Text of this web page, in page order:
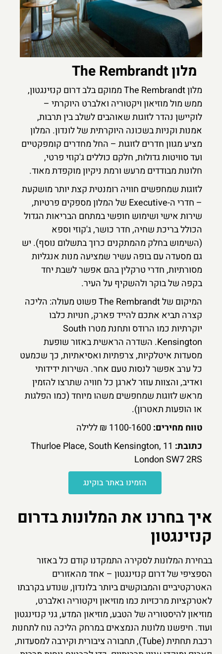
מלון The Rembrandt
מלון The Rembrandt ממוקם בלב דרום קנזינגטון,
ממש מול מוזיאון ויקטוריה ואלברט היוקרתי –
לוקיישן נהדר לזוגות שאוהבים לשלב בין תרבות,
אמנות וקניות בשכונה היוקרתית של לונדון. המלון
מציע מגוון חדרים לזוגות – החל מחדרים קומפקטיים
ועד סוויטות גדולות, חלקם כוללים ג'קוזי פרטי,
חלונות מבודדים מרעש ורמת ניקיון מוקפדת מאוד.
לזוגות שמחפשים חוויה רומנטית קצת יותר מושקעת
– חדרי ה-Executive של המלון מספקים פרטיות,
שירות אישי ושימוש חופשי במתחם הבריאות הגדול
הכולל בריכת שחיה, חדר כושר, ג'קוזי וספא
(השימוש בחלק מהמתקנים כרוך בתשלום נוסף). יש
גם מסעדה עם בופה עשיר שמציעה מנות אנגליות
מסורתיות, חדרי טרקלין בהם אפשר לשבת יחד
בקפה של בוקר ולהשקיף על העיר.
המיקום של The Rembrandt פשוט מעולה: הליכה
קצרה תביא אתכם להייד פארק, חנויות כלבו
יוקרתיות כמו הרודס ותחנת מטרו South
Kensington. השדרה הראשית באזור שופעת
מסעדות איטלקיות, צרפתיות ואסיאתיות, כך שכמעט
כל ערב אפשר לנסות טעם אחר. השירות ידידותי
ואדיב, והצוות עוזר לארגן כל חוויה שתרצו להזמין
מראש לזוגות שמחפשים משהו מיוחד (כמו הפלגות
או הופעות תאטרון).
טווח מחירים:
כתובת:
11 Thurloe Place, South Kensington,
London SW7 2RS
הזמינו באתר בוקינג
איך בחרנו את המלונות בדרום
קנזינגטון
בבחירת המלונות לסקירה התמקדנו קודם כל באזור
הספציפי של דרום קנזינגטון – אחד מהאזורים
האטרקטיביים והמבוקשים ביותר בלונדון, שנודע בקרבתו
לאטרקציות מרכזיות כמו מוזיאון ויקטוריה ואלברט,
מוזיאון להיסטוריה של הטבע, מוזיאון המדע, גני קנזינגטון
ועוד. חיפשנו מלונות הנמצאים במרחק הליכה נוח לתחנות
רכבת תחתית (Tube), תחבורה ציבורית וקירבה למסעדות,